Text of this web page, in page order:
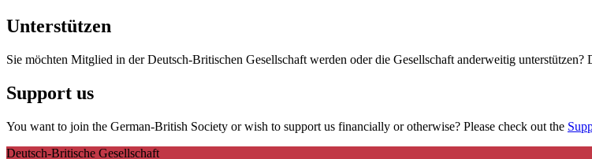
Unterstützen
Sie möchten Mitglied in der Deutsch-Britischen Gesellschaft werden oder die Gesellschaft anderweitig unterstützen?
Support us
You want to join the German-British Society or wish to support us financially or otherwise? Please check out the
Deutsch-Britische Gesellschaft